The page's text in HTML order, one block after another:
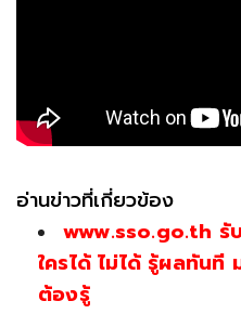
อ่านข่าวที่เกี่ยวข้อง
www.sso.go.th รั
ใครได้ ไม่ได้ รู้ผลทัน
ต้องรู้